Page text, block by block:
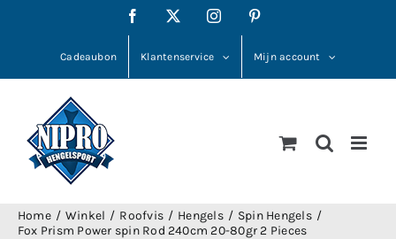
Facebook Instagram
Cadeaubon Klantenservice Mijn account
Home Winkel Roofvis Hengels
Spin Hengels
Fox Prism Power spin Rod 240cm 20-80gr 2 Pieces